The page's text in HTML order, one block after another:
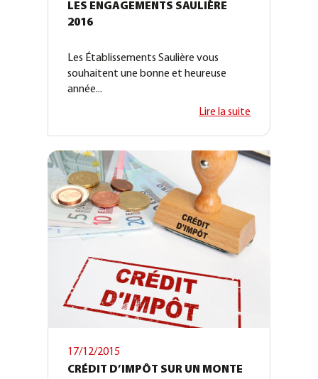
LES ENGAGEMENTS SAULIÈRE
2016
Les Établissements Saulière vous
souhaitent une bonne et heureuse
année...
Lire la suite
17/12/2015
CRÉDIT D’IMPÔT SUR UN MONTE